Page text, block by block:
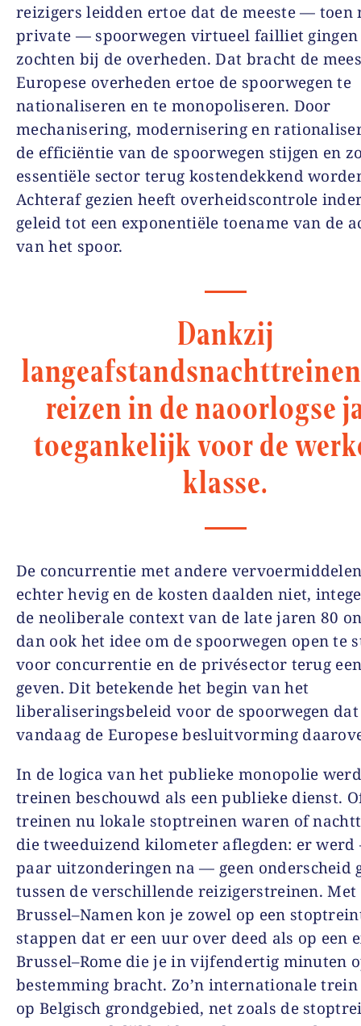
reizigers leidden ertoe dat de meeste — toen
private — spoorwegen virtueel failliet
zochten bij de overheden. Dat bracht de
Europese overheden ertoe de spoorwegen te
nationaliseren en te monopoliseren. Door
mechanisering, modernisering en
de efficiëntie van de spoorwegen stijgen en
essentiële sector terug kostendekkend
Achteraf gezien heeft overheidscontrole
geleid tot een exponentiële toename van de
van het spoor.
Dankzij
reizen in de naoorlogse
toegankelijk voor de
klasse.
De concurrentie met andere
echter hevig en de kosten daalden niet,
de neoliberale context van de late jaren 80
dan ook het idee om de spoorwegen open te
voor concurrentie en de privésector terug
geven. Dit betekende het begin van het
liberaliseringsbeleid voor de spoorwegen
vandaag de Europese besluitvorming
In de logica van het publieke monopolie
treinen beschouwd als een publieke dienst.
treinen nu lokale stoptreinen waren of
die tweeduizend kilometer aflegden: er
paar uitzonderingen na — geen onderscheid
tussen de verschillende reizigers­treinen. Met
Brussel–Namen kon je zowel op een
stappen dat er een uur over deed als op een
Brussel–Rome die je in vijfendertig minuten
bestemming bracht. Zo’n internationale
op Belgisch grondgebied, net zoals de